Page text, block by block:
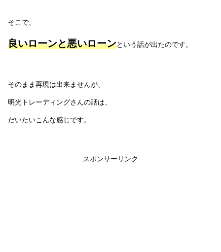
そこで、
良いローンと悪いローンという話が出たのです。
そのまま再現は出来ませんが、
明光トレーディングさんの話は、
だいたいこんな感じです。
スポンサーリンク